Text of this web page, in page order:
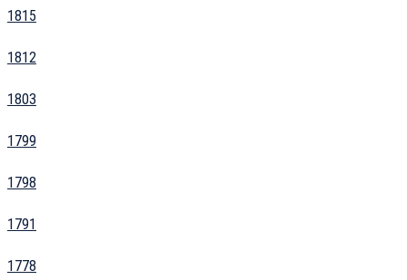
1815
1812
1803
1799
1798
1791
1778